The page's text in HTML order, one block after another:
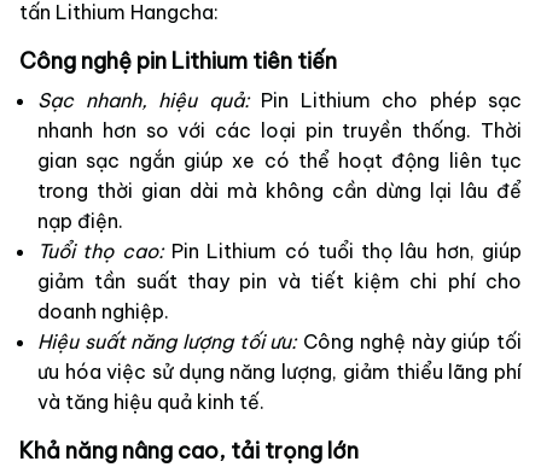
tấn Lithium Hangcha:
Công nghệ pin Lithium tiên tiến
Sạc nhanh, hiệu quả:Pin Lithium cho phép sạc
nhanh hơn so với các loại pin truyền thống. Thời
gian sạc ngắn giúp xe có thể hoạt động liên tục
trong thời gian dài mà không cần dừng lại lâu để
nạp điện.
Tuổi thọ cao:Pin Lithium có tuổi thọ lâu hơn, giúp
giảm tần suất thay pin và tiết kiệm chi phí cho
doanh nghiệp.
Hiệu suất năng lượng tối ưu:Công nghệ này giúp tối
ưu hóa việc sử dụng năng lượng, giảm thiểu lãng phí
và tăng hiệu quả kinh tế.
Khả năng nâng cao, tải trọng lớn